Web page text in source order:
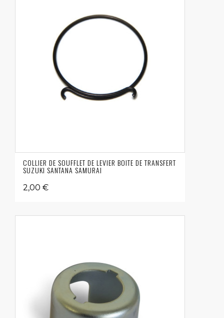
COLLIER DE SOUFFLET DE LEVIER BOITE DE TRANSFERT
SUZUKI SANTANA SAMURAI
2,00 €